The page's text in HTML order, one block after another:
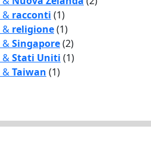
& racconti (1)
& religione(1)
&Singapore(2)
&Stati Uniti (1)
&Taiwan (1)